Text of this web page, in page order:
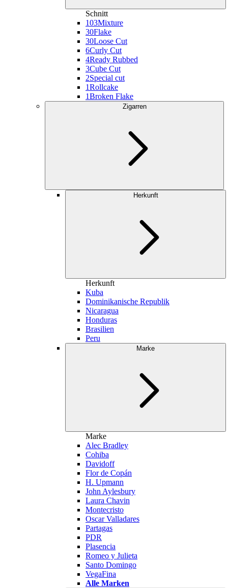
Schnitt
103Mixture
30Flake
30Loose Cut
6Curly Cut
4Ready Rubbed
3Cube Cut
2Special cut
1Rollcake
1Broken Flake
Zigarren
Herkunft
Herkunft
Kuba
Dominikanische Republik
Nicaragua
Honduras
Brasilien
Peru
Marke
Marke
Alec Bradley
Cohiba
Davidoff
Flor de Copán
H. Upmann
John Aylesbury
Laura Chavin
Montecristo
Oscar Valladares
Partagas
PDR
Plasencia
Romeo y Julieta
Santo Domingo
VegaFina
Alle Marken